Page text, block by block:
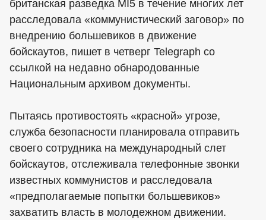
британская разведка MI5 в течение многих лет
расследовала «коммунистический заговор» по
внедрению большевиков в движение
бойскаутов, пишет в четверг Telegraph со
ссылкой на недавно обнародованные
Национальным архивом документы.
Пытаясь противостоять «красной» угрозе,
служба безопасности планировала отправить
своего сотрудника на международный слет
бойскаутов, отслеживала телефонные звонки
известных коммунистов и расследовала
«предполагаемые попытки большевиков»
захватить власть в молодежном движении.